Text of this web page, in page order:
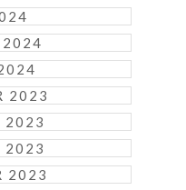
2024
2023
2023
2023
2023